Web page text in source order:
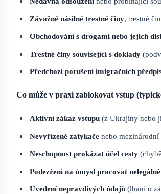
Závažné násilné trestné činy, trestné
Obchodování s drogami nebo jejich
Trestné činy související s doklady
Předchozí porušení imigračních
Co může v praxi zablokovat vstup
Aktivní zákaz vstupu (z Ukrajiny nebo
Nevyřízené zatykače nebo
Neschopnost prokázat účel cesty
Podezření na úmysl pracovat nelegálně
Uvedení nepravdivých údajů (lhaní o